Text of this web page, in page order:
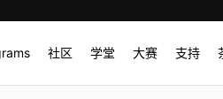
社区 学堂 大赛 支持